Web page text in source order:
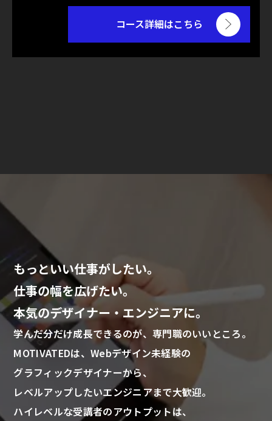
コース詳細はこちら
もっといい仕事がしたい。
仕事の幅を広げたい。
本気のデザイナー・エンジニアに。
学んだ分だけ成長できるのが、専門職のいいところ。
MOTIVATEDは、Webデザイン未経験の
グラフィックデザイナーから、
レベルアップしたいエンジニアまで大歓迎。
ハイレベルな受講者のアウトプットは、